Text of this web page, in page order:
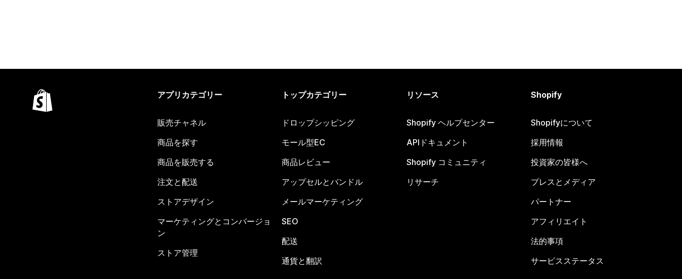
アプリカテゴリー
販売チャネル
商品を探す
商品を販売する
注文と配送
ストアデザイン
マーケティングとコンバージョ
ン
ストア管理
トップカテゴリー
ドロップシッピング
モール型EC
商品レビュー
アップセルとバンドル
メールマーケティング
SEO
配送
通貨と翻訳
リソース
Shopify ヘルプセンター
APIドキュメント
Shopify コミュニティ
リサーチ
Shopify
Shopifyについて
採用情報
投資家の皆様へ
プレスとメディア
パートナー
アフィリエイト
法的事項
サービスステータス